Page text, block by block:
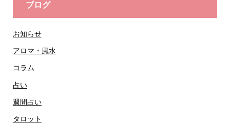
ブログ
お知らせ
アロマ・風水
コラム
占い
週間占い
タロット